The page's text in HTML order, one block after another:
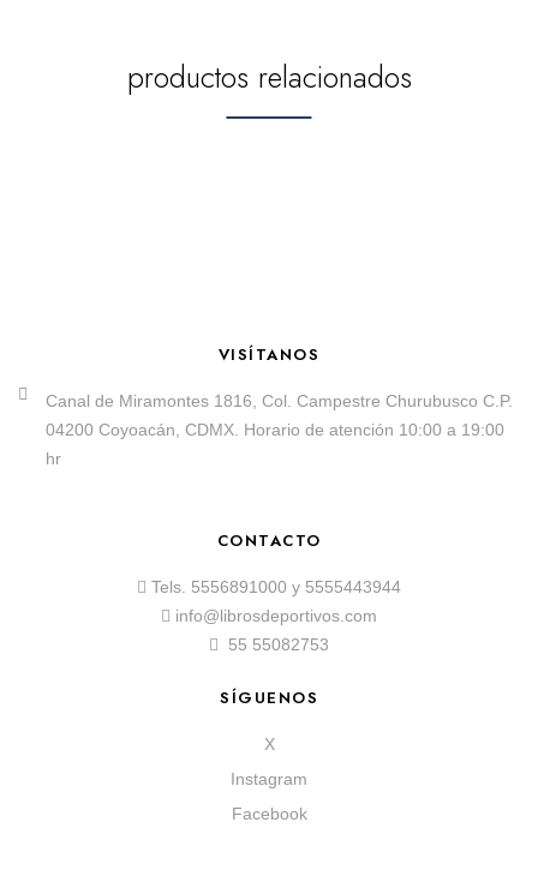
productos relacionados
VISÍTANOS
Canal de Miramontes 1816, Col. Campestre Churubusco C.P.
04200 Coyoacán, CDMX. Horario de atención 10:00 a 19:00
hr
CONTACTO
Tels. 5556891000 y 5555443944
info@librosdeportivos.com
55 55082753
SÍGUENOS
X
Instagram
Facebook